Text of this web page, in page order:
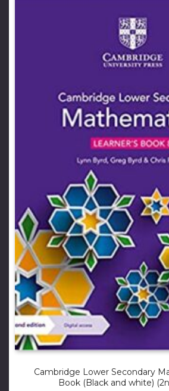
Cambridge Lower Secondary
Book (Black and white)